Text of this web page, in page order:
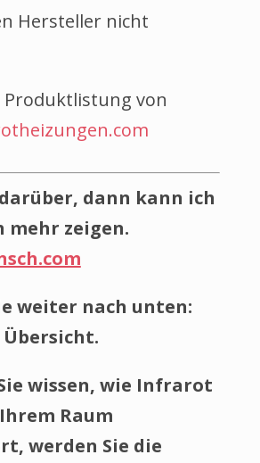
Hersteller nicht
von
dann kann ich
mehr zeigen.
weiter nach unten:
wissen, wie Infrarot
Raum
werden Sie die